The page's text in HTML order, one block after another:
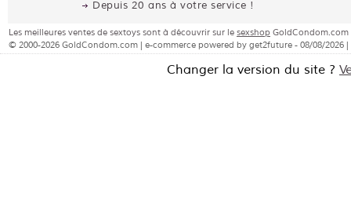
Depuis 20 ans à votre service !
Les meilleures ventes de sextoys sont à découvrir sur le sexshop
© 2000-2026 GoldCondom.com | e-commerce powered by get2future - 08/08/2026 |
Changer la version du site ?